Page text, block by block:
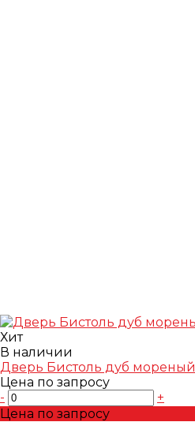
Хит
В наличии
Дверь Бистоль дуб мореный
Цена по запросу
-
+
Цена по запросу